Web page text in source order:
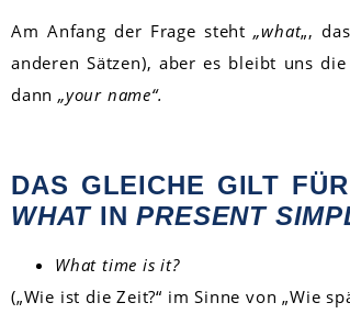
Am Anfang der Frage steht„what„,
anderen Sätzen), aber es bleibt uns
dann „your name“.
DAS GLEICHE GILT
WHATINPRESENT
What time is it?
(„Wie ist die Zeit?“ im Sinne von „Wie